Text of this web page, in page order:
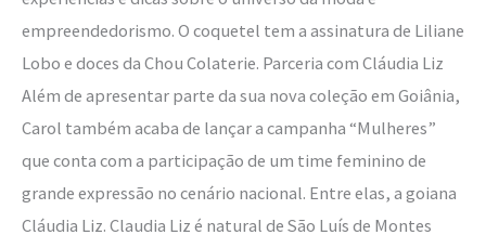
empreendedorismo. O coquetel tem a assinatura de Liliane
Lobo e doces da Chou Colaterie. Parceria com Cláudia Liz
Além de apresentar parte da sua nova coleção em Goiânia,
Carol também acaba de lançar a campanha “Mulheres”
que conta com a participação de um time feminino de
grande expressão no cenário nacional. Entre elas, a goiana
Cláudia Liz. Claudia Liz é natural de São Luís de Montes